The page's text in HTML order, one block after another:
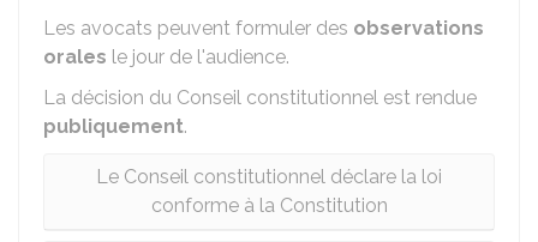
Les avocats peuvent formuler des observations
orales le jour de l'audience.
La décision du Conseil constitutionnel est rendue
publiquement.
Le Conseil constitutionnel déclare la loi
conforme à la Constitution